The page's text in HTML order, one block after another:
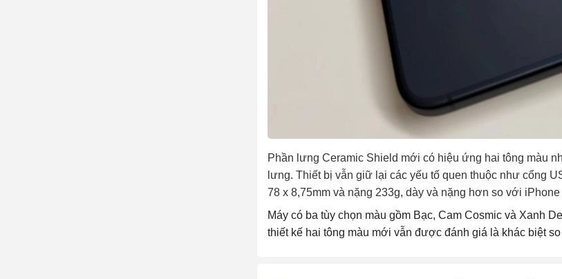
Phần lưng Ceramic Shield mới có hiệu ứng hai tông màu
lưng. Thiết bị vẫn giữ lại các yếu tố quen thuộc như cổng
78 x 8,75mm và nặng 233g, dày và nặng hơn so với
Máy có ba tùy chọn màu gồm Bạc, Cam Cosmic và Xanh
thiết kế hai tông màu mới vẫn được đánh giá là khác biệt